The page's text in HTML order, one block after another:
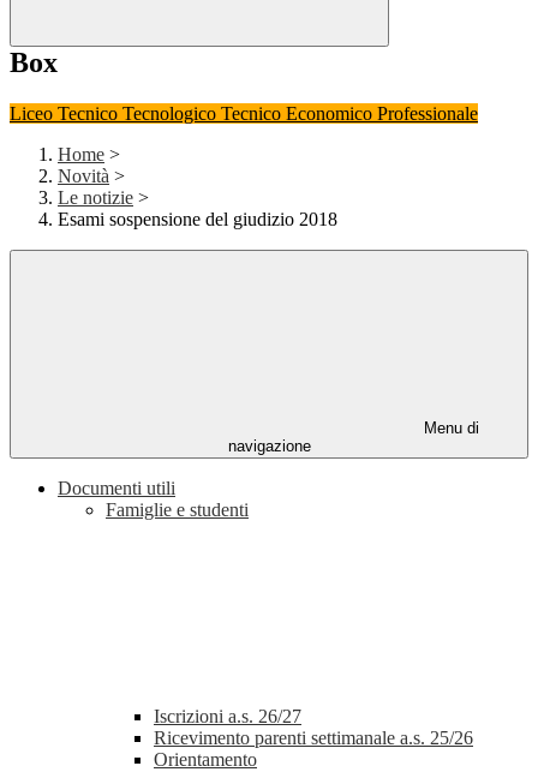
Box
Liceo Tecnico Tecnologico Tecnico Economico Professionale
Home >
Novità >
Le notizie >
Esami sospensione del giudizio 2018
Menu di
navigazione
Documenti utili
Famiglie e studenti
Iscrizioni a.s. 26/27
Ricevimento parenti settimanale a.s. 25/26
Orientamento